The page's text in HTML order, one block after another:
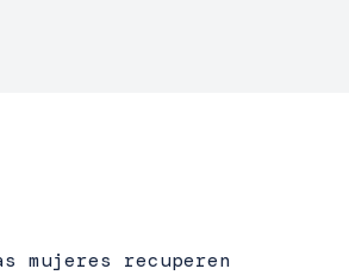
mujeres recuperen